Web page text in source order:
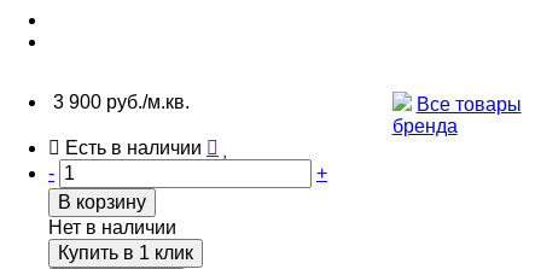
3 900 руб./м.кв.
Все товары
бренда
Есть в наличии
-
+
В корзину
Нет в наличии
Купить в 1 клик